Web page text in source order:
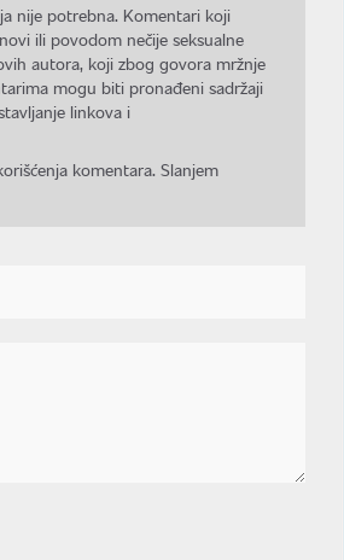
nije potrebna. Komentari koji
ili povodom nečije seksualne
autora, koji zbog govora mržnje
mogu biti pronađeni sadržaji
linkova i
komentara. Slanjem